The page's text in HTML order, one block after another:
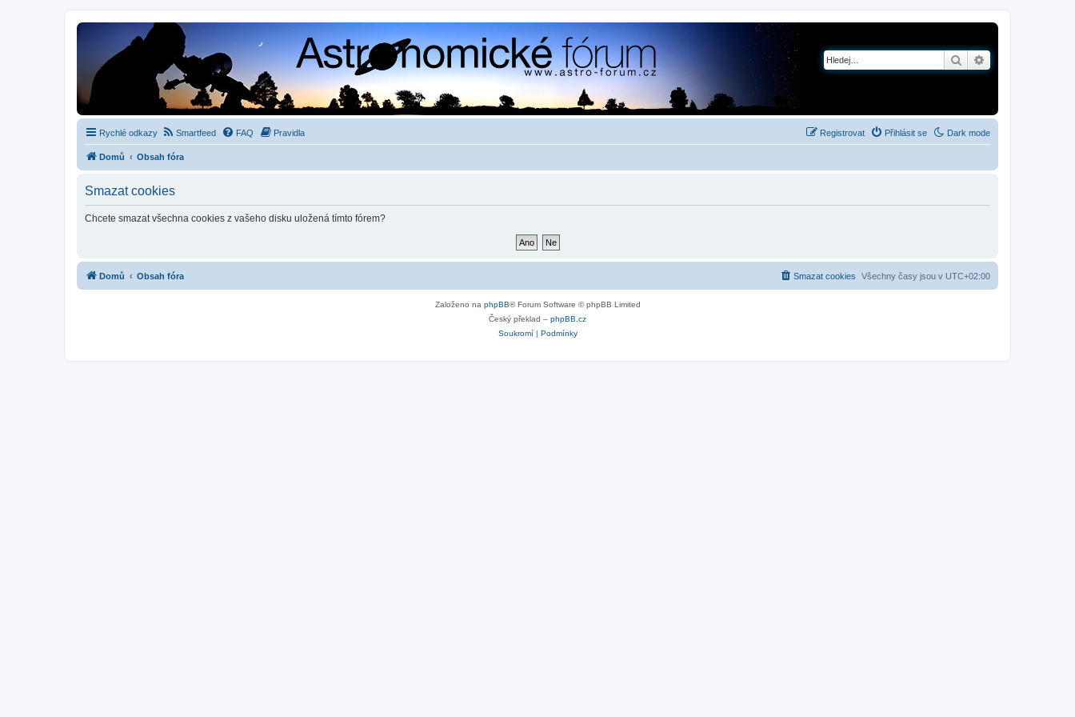
Hledat
Rychlé odkazy Dark mode
Smartfeed FAQ Pravidla Přihlásit se
Registrovat
Domů Obsah fóra
Smazat cookies
Chcete smazat všechna cookies z vašeho disku uložená tímto fórem?
Domů Obsah fóra Všechny časy jsou v UTC+02:00
Smazat cookies
Založeno na phpBB® Forum Software © phpBB Limited
Český překlad – phpBB.cz
Soukromí| Podmínky